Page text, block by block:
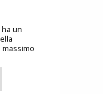
ha un